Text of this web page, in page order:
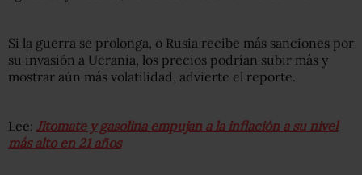
Si la guerra se prolonga, o Rusia recibe más sanciones por
su invasión a Ucrania, los precios podrían subir más y
mostrar aún más volatilidad, advierte el reporte.
Lee: Jitomate y gasolina empujan a la inflación a su nivel
más alto en 21 años